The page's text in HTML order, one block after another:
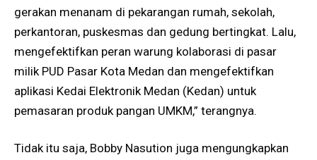
gerakan menanam di pekarangan rumah, sekolah,
perkantoran, puskesmas dan gedung bertingkat. Lalu,
mengefektifkan peran warung kolaborasi di pasar
milik PUD Pasar Kota Medan dan mengefektifkan
aplikasi Kedai Elektronik Medan (Kedan) untuk
pemasaran produk pangan UMKM,” terangnya.
Tidak itu saja, Bobby Nasution juga mengungkapkan